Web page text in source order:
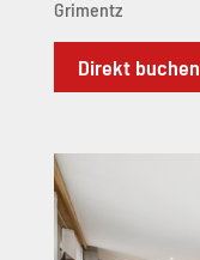
Grimentz
Direkt buchen